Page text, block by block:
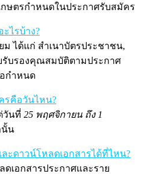
กษตรกำหนดในประกาศรับสมัคร
ไรบ้าง?
ม ได้แก่ สำเนาบัตรประชาชน,
รับรองคุณสมบัติตามประกาศ
กำหนด
รคือวันไหน?
วันที่ 25 พฤศจิกายน ถึง 1
นั้น
ะดาวน์โหลดเอกสารได้ที่ไหน?
เอกสารประกาศและราย